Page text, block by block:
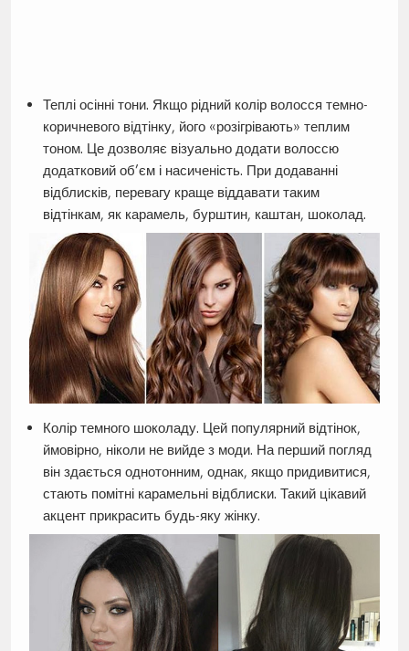
Теплі осінні тони. Якщо рідний колір волосся темно-
коричневого відтінку, його «розігрівають» теплим
тоном. Це дозволяє візуально додати волоссю
додатковий об’єм і насиченість. При додаванні
відблисків, перевагу краще віддавати таким
відтінкам, як карамель, бурштин, каштан, шоколад.
Колір темного шоколаду. Цей популярний відтінок,
ймовірно, ніколи не вийде з моди. На перший погляд
він здається однотонним, однак, якщо придивитися,
стають помітні карамельні відблиски. Такий цікавий
акцент прикрасить будь-яку жінку.